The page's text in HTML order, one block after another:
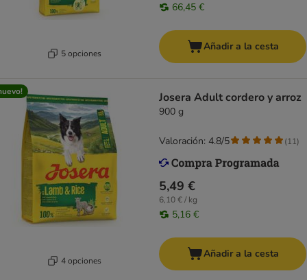
5 opciones
66,45 €
Añadir a la cesta
4 opciones
Josera Adult cordero y arroz
900 g
5,49 €
6,10 € / kg
5,16 €
Valoración: 4.8/5 (11)
Añadir a la cesta